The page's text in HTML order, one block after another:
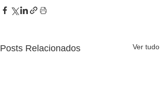
Posts Relacionados Ver tudo